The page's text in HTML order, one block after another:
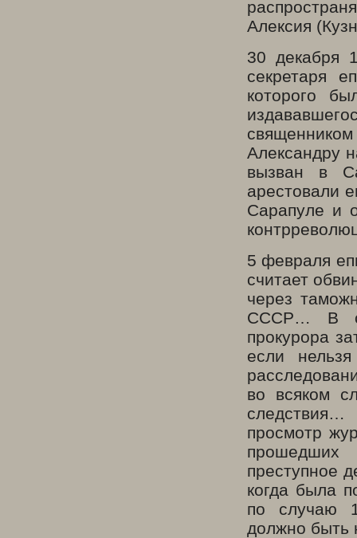
Алексия
30 декабря
секретаря
которого
Александру
вызван в
арестовали
Сарапуле и
5 февраля
считает
через
СССР… В
прокурора
если
во всяком
просмотр
прошедших
преступное
когда была
по случаю
должно быть